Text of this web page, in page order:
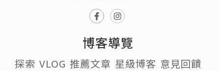
博客導覽
探索 VLOG 推薦文章 星級博客 意見回饋